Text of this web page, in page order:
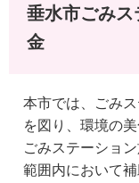
垂水市ごみ
金
本市では、ごみ
を図り、環境の
ごみステーショ
範囲内において補